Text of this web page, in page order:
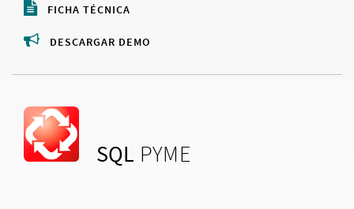
FICHA TÉCNICA
DESCARGAR DEMO
SQL PYME